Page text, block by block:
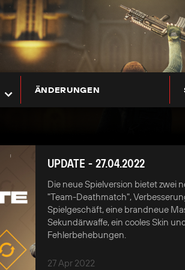
ÄNDERUNGEN
UPDATE - 27.04.2022
Die neue Spielversion bietet zwei
"Team-Deathmatch",
Spielgeschäft, eine brandneue
Sekundärwaffe, ein cooles Skin
Fehlerbehebungen.
27 Apr 2022